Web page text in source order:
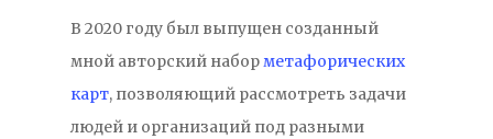
В 2020 году был выпущен созданный
мной авторский наборметафорических
карт, позволяющий рассмотреть задачи
людей и организаций под разными